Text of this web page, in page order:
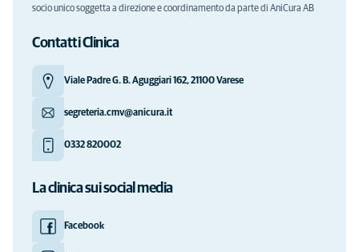
socio unico soggetta a direzione e coordinamento da parte di AniCura AB
Contatti Clinica
Viale Padre G. B. Aguggiari 162, 21100 Varese
segreteria.cmv@anicura.it
0332 820002
La clinica sui social media
Facebook